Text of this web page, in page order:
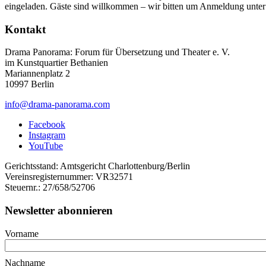
eingeladen. Gäste sind willkommen – wir bitten um Anmeldung
Kontakt
Drama Panorama: Forum für Übersetzung und Theater e. V.
im Kunstquartier Bethanien
Mariannenplatz 2
10997 Berlin
info@drama-panorama.com
Facebook
Instagram
YouTube
Gerichtsstand: Amtsgericht Charlottenburg/Berlin
Vereinsregisternummer: VR32571
Steuernr.: 27/658/52706
Newsletter abonnieren
Vorname
Nachname